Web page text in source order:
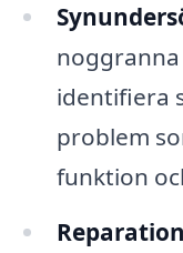
identifiera
problem
funktion